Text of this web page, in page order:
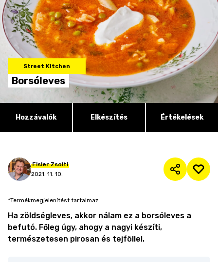
Street Kitchen
Borsóleves
Hozzávalók Elkészítés Értékelések
Eisler Zsolti
2021. 11. 10.
*Termékmegjelenítést tartalmaz
Ha zöldségleves, akkor nálam ez a borsóleves a
befutó. Főleg úgy, ahogy a nagyi készíti,
természetesen pirosan és tejföllel.